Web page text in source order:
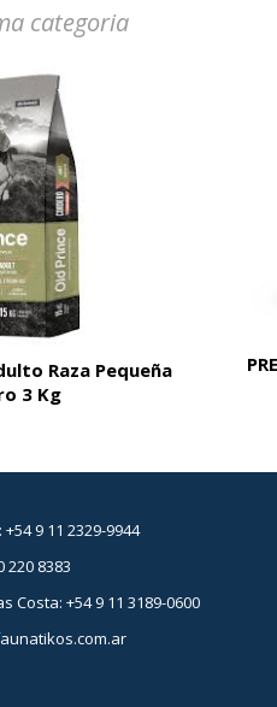
categoria
Raza Pequeña
3 Kg
9 11 2329-9944
220 8383
Costa: +54 9 11 3189-0600